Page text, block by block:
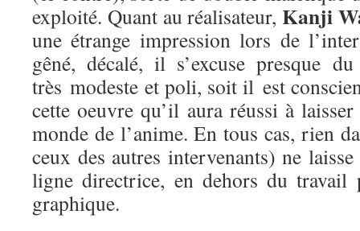
exploité. Quant au réalisateur, Kanji
une étrange impression lors de
gêné, décalé, il s’excuse presque
très modeste et poli, soit il est
cette oeuvre qu’il aura réussi à
monde de l’anime. En tous cas, rien
ceux des autres intervenants) ne
ligne directrice, en dehors du travail
graphique.